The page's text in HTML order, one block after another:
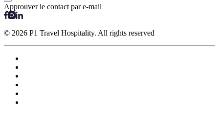
Approuver le contact par e-mail
© 2026 P1 Travel Hospitality. All rights reserved